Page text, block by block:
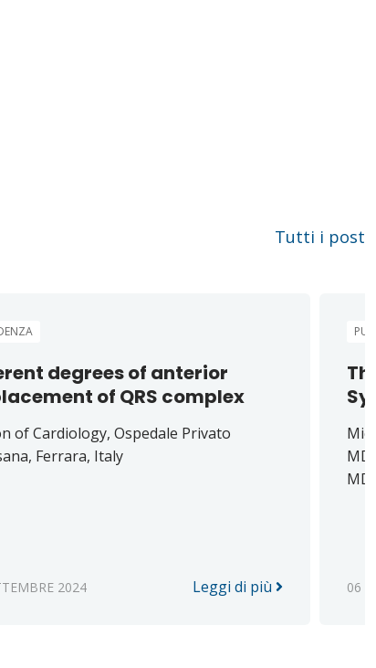
Tutti i post
degrees of anterior
of QRS complex
of Cardiology, Ospedale Privato
Ferrara, Italy
2024 Leggi di più 06